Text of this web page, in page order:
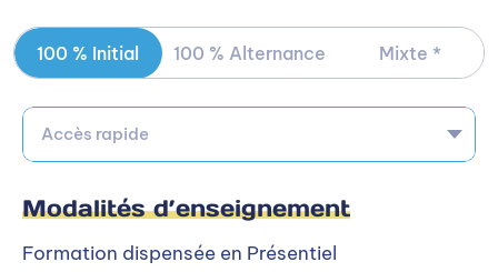
100 % Initial 100 % Alternance Mixte *
Accès rapide
Modalités d’enseignement
Formation dispensée en Présentiel